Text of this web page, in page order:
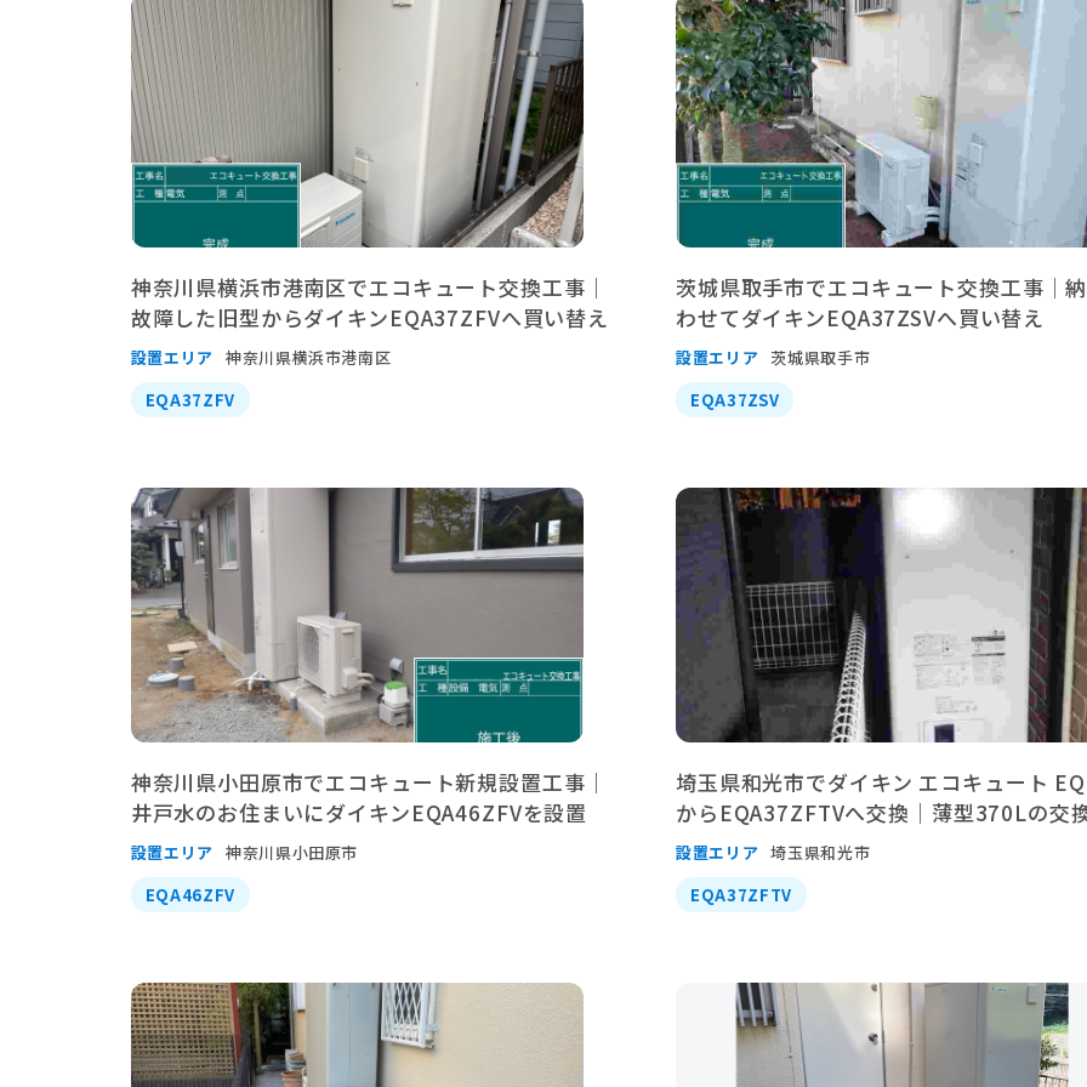
神奈川県横浜市港南区でエコキュート交換工事｜
故障した旧型からダイキンEQA37ZFVへ買い替え
設置エリア 神奈川県横浜市港南区
EQA37ZFV
茨城県取手市でエコキュート交換工事｜
わせてダイキンEQA37ZSVへ買い替え
設置エリア 茨城県取手市
EQA37ZSV
神奈川県小田原市でエコキュート新規設置工事｜
井戸水のお住まいにダイキンEQA46ZFVを設置
設置エリア 神奈川県小田原市
EQA46ZFV
埼玉県和光市でダイキン エコキュート
からEQA37ZFTVへ交換｜薄型370Lの交
設置エリア 埼玉県和光市
EQA37ZFTV